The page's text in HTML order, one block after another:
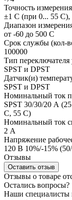
Точность
±1 С (при 0... 55
Диапазон
от -60 до 500 С
Срок службы (кол-
100000
Тип переключателя
SPST и DPST
Датчик(и)
SPST и DPST
Номинальный ток
SPST 30/30/20 А
С, 55 С)
Номинальный ток
2 А
Напряжение
120 В 10%/-15%
Отзывы
Оставить отзыв
Отзывы о товаре
Остались вопросы?
Наши специалисты